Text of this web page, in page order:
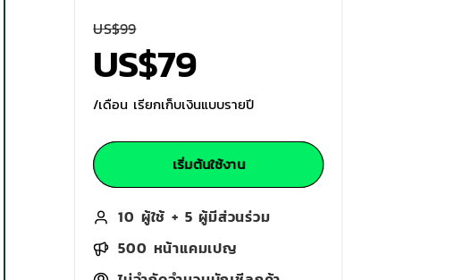
US$99
US$79
/เดือน เรียกเก็บเงินแบบรายปี
เริ่มต้นใช้งาน
10 ผู้ใช้ + 5 ผู้มีส่วนร่วม
500 หน้าแคมเปญ